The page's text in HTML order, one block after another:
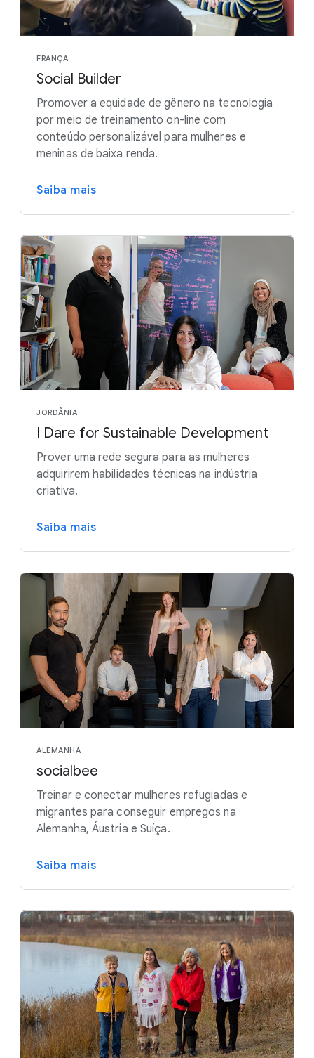
FRANÇA
Social Builder
Promover a equidade de gênero na tecnologia
por meio de treinamento on-line com
conteúdo personalizável para mulheres e
meninas de baixa renda.
Saiba mais
JORDÂNIA
I Dare for Sustainable Development
Prover uma rede segura para as mulheres
adquirirem habilidades técnicas na indústria
criativa.
Saiba mais
ALEMANHA
socialbee
Treinar e conectar mulheres refugiadas e
migrantes para conseguir empregos na
Alemanha, Áustria e Suíça.
Saiba mais